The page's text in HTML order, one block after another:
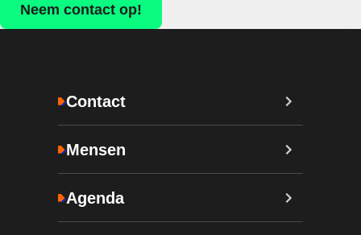
Neem contact op!
Contact
Mensen
Agenda